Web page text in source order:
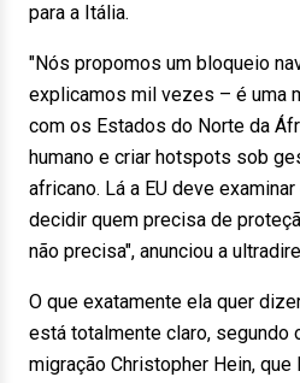
para a Itália.
"Nós propomos um bloqueio
explicamos mil vezes – é uma
com os Estados do Norte da
humano e criar hotspots sob
africano. Lá a EU deve
decidir quem precisa de
não precisa", anunciou a
O que exatamente ela quer
está totalmente claro, segundo
migração Christopher Hein,